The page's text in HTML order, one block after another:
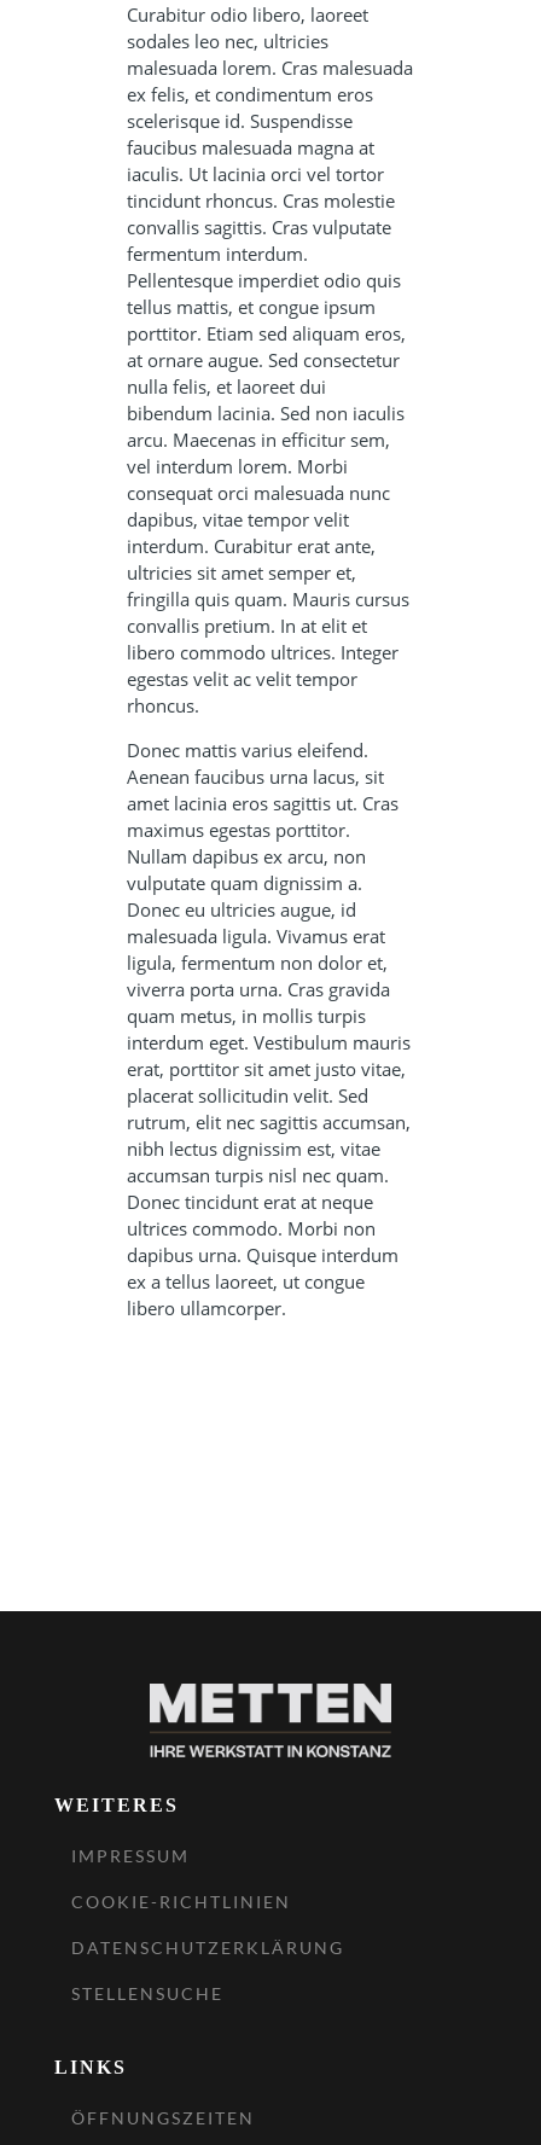
Curabitur odio libero, laoreet
sodales leo nec, ultricies
malesuada lorem. Cras malesuada
ex felis, et condimentum eros
scelerisque id. Suspendisse
faucibus malesuada magna at
iaculis. Ut lacinia orci vel tortor
tincidunt rhoncus. Cras molestie
convallis sagittis. Cras vulputate
fermentum interdum.
Pellentesque imperdiet odio quis
tellus mattis, et congue ipsum
porttitor. Etiam sed aliquam eros,
at ornare augue. Sed consectetur
nulla felis, et laoreet dui
bibendum lacinia. Sed non iaculis
arcu. Maecenas in efficitur sem,
vel interdum lorem. Morbi
consequat orci malesuada nunc
dapibus, vitae tempor velit
interdum. Curabitur erat ante,
ultricies sit amet semper et,
fringilla quis quam. Mauris cursus
convallis pretium. In at elit et
libero commodo ultrices. Integer
egestas velit ac velit tempor
rhoncus.
Donec mattis varius eleifend.
Aenean faucibus urna lacus, sit
amet lacinia eros sagittis ut. Cras
maximus egestas porttitor.
Nullam dapibus ex arcu, non
vulputate quam dignissim a.
Donec eu ultricies augue, id
malesuada ligula. Vivamus erat
ligula, fermentum non dolor et,
viverra porta urna. Cras gravida
quam metus, in mollis turpis
interdum eget. Vestibulum mauris
erat, porttitor sit amet justo vitae,
placerat sollicitudin velit. Sed
rutrum, elit nec sagittis accumsan,
nibh lectus dignissim est, vitae
accumsan turpis nisl nec quam.
Donec tincidunt erat at neque
ultrices commodo. Morbi non
dapibus urna. Quisque interdum
ex a tellus laoreet, ut congue
libero ullamcorper.
WEITERES
IMPRESSUM
COOKIE-RICHTLINIEN
DATENSCHUTZERKLÄRUNG
STELLENSUCHE
LINKS
ÖFFNUNGSZEITEN